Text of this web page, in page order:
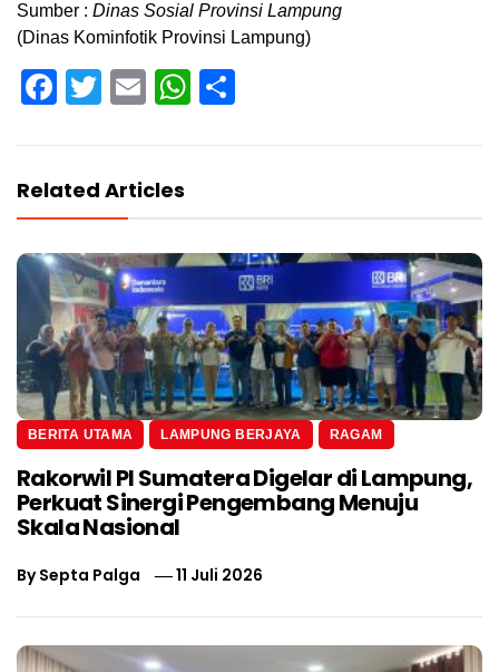
Sumber : Dinas Sosial Provinsi Lampung
(Dinas Kominfotik Provinsi Lampung)
Facebook
Twitter
EmailWhatsApp
Related Articles
BERITA UTAMA LAMPUNG BERJAYA RAGAM
Rakorwil PI Sumatera Digelar di Lampung,
Perkuat Sinergi Pengembang Menuju
Skala Nasional
BySepta Palga 11 Juli 2026